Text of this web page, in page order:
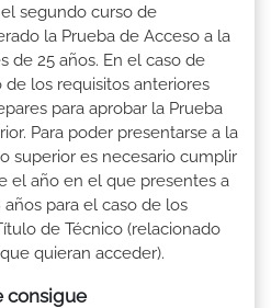
segundo curso de
la Prueba de Acceso a la
de 25 años. En el caso de
los requisitos anteriores
para aprobar la Prueba
Para poder presentarse a la
superior es necesario cumplir
el año en el que presentes a
para el caso de los
de Técnico (relacionado
quieran acceder).
consigue